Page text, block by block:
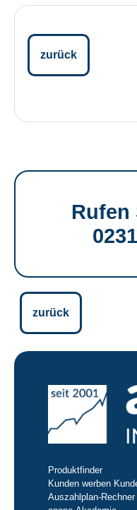
zurück
Rufen
zurück
Produktfinder
Kunden werben
Auszahlplan-Rechner